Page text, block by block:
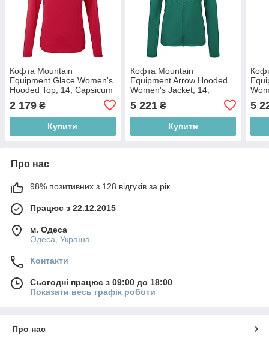
Кофта Mountain
Equipment Glace Women's
Hooded Top, 14, Capsicum
red (ME-005993.01559.14)
2 179 ₴
Купити
Кофта Mountain
Equipment Arrow Hooded
Women's Jacket, 14,
006553.01558.14)
5 221₴
Купити
5
Про нас
98% позитивних з 128 відгуків за рік
Працює з 22.12.2015
м. Одеса
Одеса, Україна
Контакти
Сьогодні працює з 09:00 до 18:00
Показати весь графік роботи
Про нас